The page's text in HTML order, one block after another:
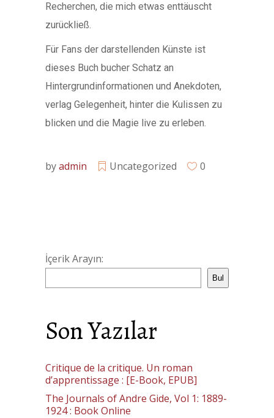
Recherchen, die mich etwas enttäuscht
zurückließ.
Für Fans der darstellenden Künste ist
dieses Buch bucher Schatz an
Hintergrundinformationen und Anekdoten,
verlag Gelegenheit, hinter die Kulissen zu
blicken und die Magie live zu erleben.
byadmin Uncategorized 0
İçerik Arayın:
Bul
Son Yazılar
Critique de la critique. Un roman
d’apprentissage : [E-Book, EPUB]
The Journals of Andre Gide, Vol 1: 1889-
1924 : Book Online